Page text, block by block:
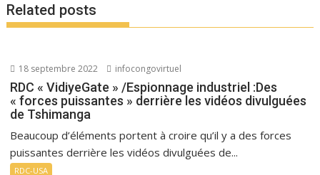
Related posts
18 septembre 2022 infocongovirtuel
RDC « VidiyeGate » /Espionnage industriel :Des
« forces puissantes » derrière les vidéos divulguées
de Tshimanga
Beaucoup d’éléments portent à croire qu’il y a des forces
puissantes derrière les vidéos divulguées de...
RDC-USA